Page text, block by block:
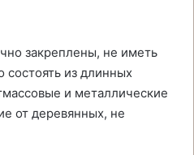
закреплены, не иметь
состоять из длинных
и металлические
от деревянных, не